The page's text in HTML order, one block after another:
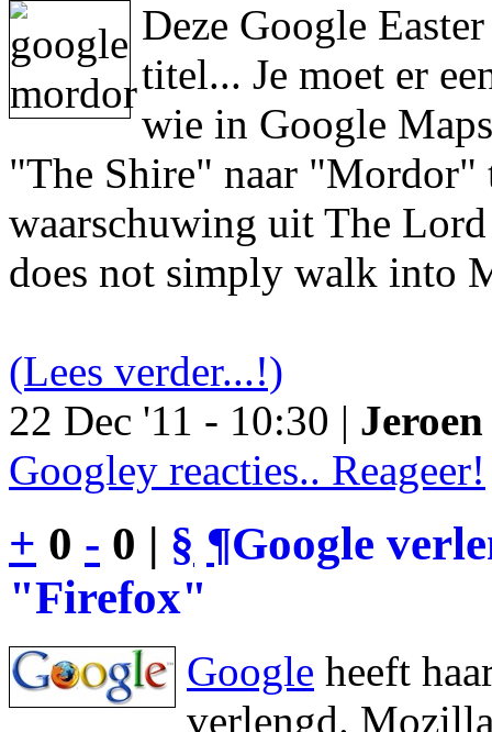
Deze Google
titel... Je moet er
wie in Google
"The Shire" naar "Mordor"
waarschuwing uit The
does not simply walk into
(Lees verder...!)
22 Dec '11 - 10:30 |
Googley reacties.. Reageer!
+ 0 - 0 | § ¶Google
"Firefox"
Google heeft
verlengd.